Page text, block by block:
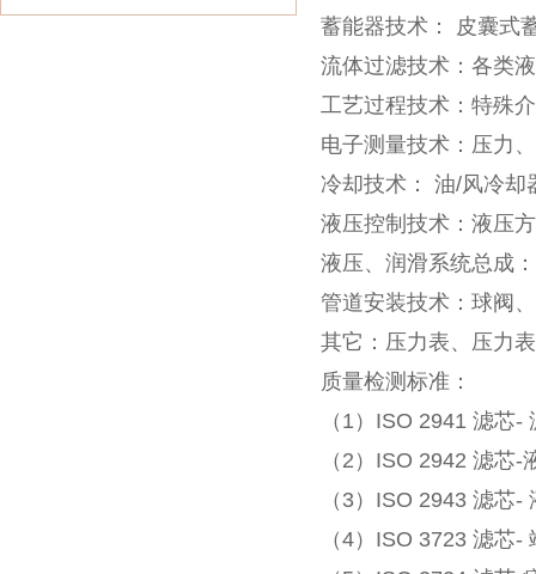
蓄能器技术： 皮囊式
流体过滤技术：各类
工艺过程技术：特殊
电子测量技术：压力
冷却技术： 油/风冷却
液压控制技术：液压
液压、润滑系统总成
管道安装技术：球阀
其它：压力表、压力
质量检测标准：
（1）ISO 2941 滤芯
（2）ISO 2942 滤芯
（3）ISO 2943 滤芯
（4）ISO 3723 滤芯-